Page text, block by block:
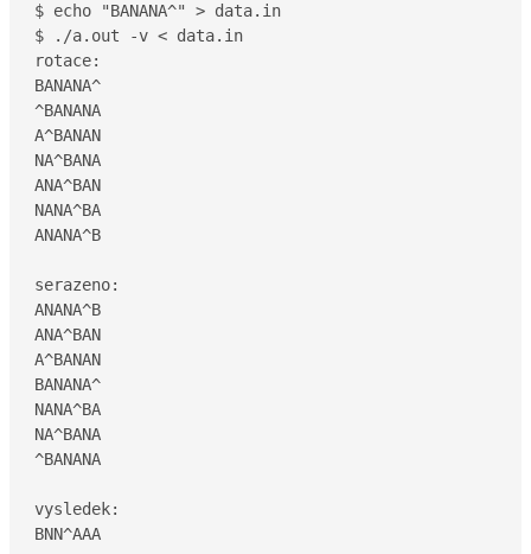
$ echo "BANANA^" > data.in
$ ./a.out -v < data.in
rotace:
BANANA^
^BANANA
A^BANAN
NA^BANA
ANA^BAN
NANA^BA
ANANA^B
serazeno:
ANANA^B
ANA^BAN
A^BANAN
BANANA^
NANA^BA
NA^BANA
^BANANA
vysledek:
BNN^AAA